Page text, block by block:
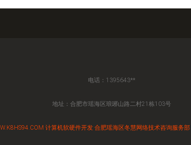
电话：1395643**
地址：合肥市瑶海区琅琊山路二村21栋103号
计算机软硬件开发 合肥瑶海区冬慧网络技术咨询服务部